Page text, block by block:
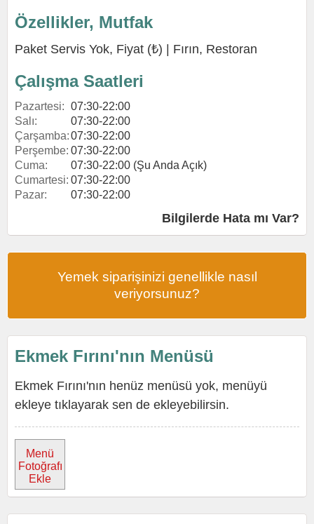
Özellikler, Mutfak
Paket Servis Yok, Fiyat (₺) | Fırın, Restoran
Çalışma Saatleri
Pazartesi: 07:30-22:00
Salı:
07:30-22:00
Çarşamba:07:30-22:00
Perşembe: 07:30-22:00
Cuma:
07:30-22:00 (Şu Anda Açık)
Cumartesi: 07:30-22:00
Pazar:
07:30-22:00
Bilgilerde Hata mı Var?
Yemek siparişinizi genellikle nasıl
veriyorsunuz?
Ekmek Fırını'nın Menüsü
Ekmek Fırını'nın henüz menüsü yok, menüyü
ekleye tıklayarak sen de ekleyebilirsin.
Menü
Fotoğrafı
Ekle